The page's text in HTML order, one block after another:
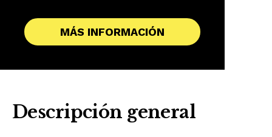
MÁS INFORMACIÓN
Descripción general